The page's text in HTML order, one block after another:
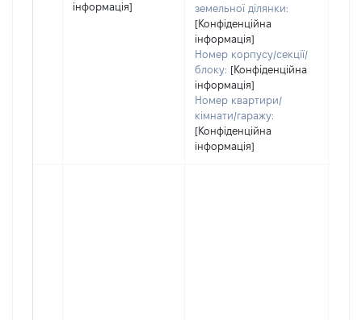
інформація]
земельної ділянки:
[Конфіденційна
інформація]
Номер корпусу/секції/
блоку: [Конфіденційна
інформація]
Номер квартири/
кімнати/гаражу:
[Конфіденційна
інформація]